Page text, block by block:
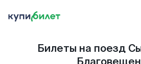
Билеты на поезд